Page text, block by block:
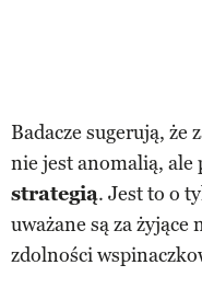
Badacze sugerują, że
nie jest anomalią, ale
strategią. Jest to o
uważane są za żyjące
zdolności